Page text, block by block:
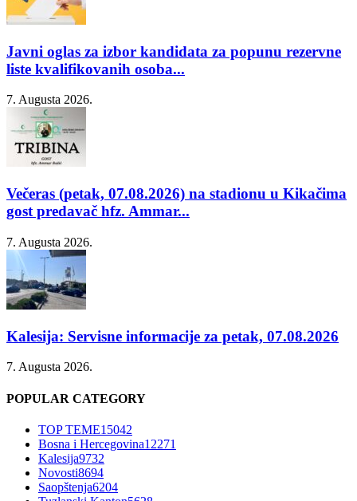
Javni oglas za izbor kandidata za popunu rezervne
liste kvalifikovanih osoba...
7. Augusta 2026.
Večeras (petak, 07.08.2026) na stadionu u Kikačima
gost predavač hfz. Ammar...
7. Augusta 2026.
Kalesija: Servisne informacije za petak, 07.08.2026
7. Augusta 2026.
POPULAR CATEGORY
TOP TEME15042
Bosna i Hercegovina12271
Kalesija9732
Novosti8694
Saopštenja6204